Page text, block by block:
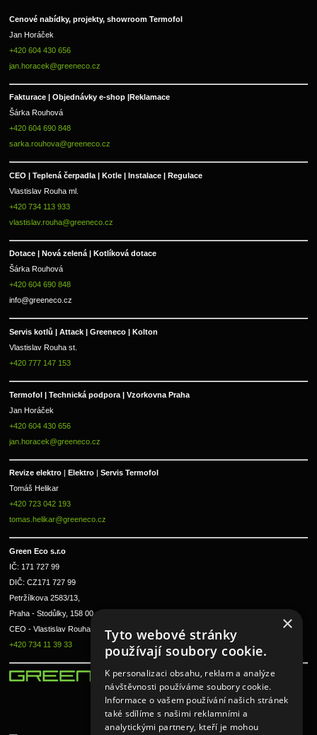
Cenové nabídky, projekty, showroom Termofol
Jan Horáček
+420 604 430 656
jan.horacek@greeneco.cz
Fakturace | Objednávky e-shop |
Reklamace
Šárka Rouhová
+420 604 690 848
sarka.rouhova@greeneco.cz
CEO | Teplená čerpadla | Kotle | Instalace | Regulace
Vlastislav Rouha ml.
+420 734 113 933
vlastislav.rouha@greeneco.cz
Dotace | Nová zelená | Kotlíková dotace
Šárka Rouhová
+420 604 690 848
info@greeneco.cz
Servis kotlů | Attack | Greeneco | Kolton
Vlastislav Rouha st.
+420 777 147 153
Termofol | Technická podpora | Vzorkovna Praha
Jan Horáček
+420 604 430 656
jan.horacek@greeneco.cz
Revize elektro | Elektro | Servis Termofol
Tomáš Helikar
+420 723 042 193
tomas.helikar@greeneco.cz
Green Eco s.r.o
IČ: 171 727 99
DIČ: CZ171 727 99
Petržílkova 2583/13,
Praha - Stodůlky, 158 00
CEO - Vlastislav Rouha ml.
+420 734 11 39 33
×
Tyto webové stránky
používají soubory cookie.
K personalizaci obsahu, reklam a analýze
návštěvnosti používáme soubory cookie.
Informace o vašem používání našich stránek
také sdílíme s našimi reklamními a
analytickými partnery, kteří je mohou